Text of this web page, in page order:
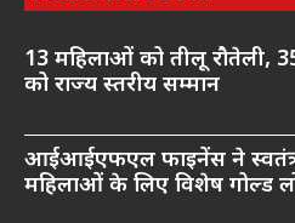
13 महिलाओं को तीलू रौतेली,
को राज्य स्तरीय सम्मान
आईआईएफएल फाइनेंस ने
महिलाओं के लिए विशेष गोल्ड